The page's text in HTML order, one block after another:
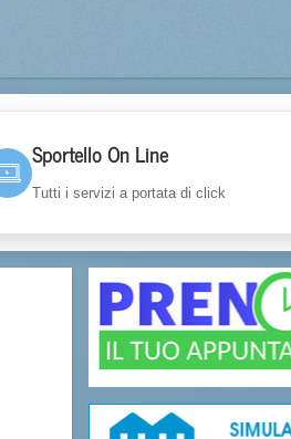
Sportello On Line
Tutti i servizi a portata di click